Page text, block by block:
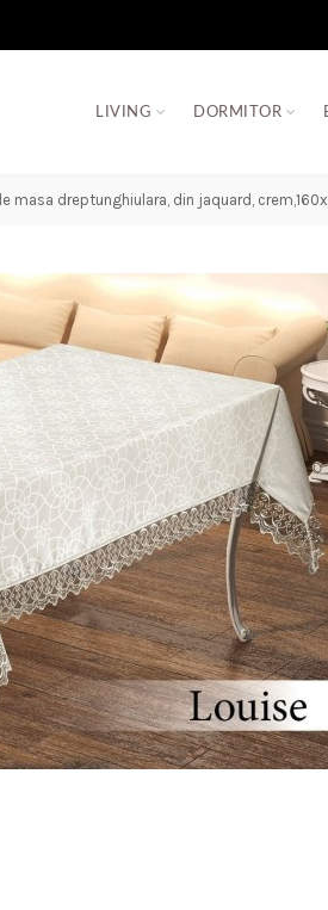
LIVING DORMITOR
masa dreptunghiulara, din jaquard,